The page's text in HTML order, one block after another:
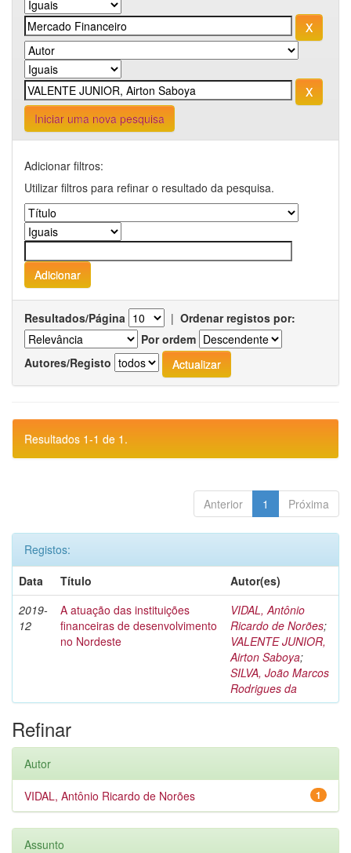
Iniciar uma nova pesquisa
Adicionar filtros:
Utilizar filtros para refinar o resultado da pesquisa.
Resultados/Página | Ordenar registos por:
Por ordem
Autores/Registo
Resultados 1-1 de 1.
Anterior 1 Próxima
Registos:
Data
Título
Autor(es)
2019-
12
A atuação das instituições
financeiras de desenvolvimento
no Nordeste
VIDAL, Antônio
Ricardo de Norões;
VALENTE JUNIOR,
Airton Saboya;
SILVA, João Marcos
Rodrigues da
Refinar
Autor
1
VIDAL, Antônio Ricardo de Norões
Assunto